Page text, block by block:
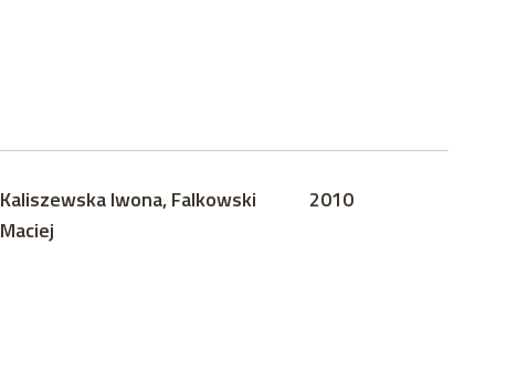
Kaliszewska Iwona, Falkowski
Maciej
2010